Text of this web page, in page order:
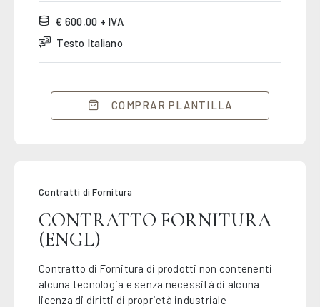
€ 600,00 + IVA
Testo Italiano
COMPRAR PLANTILLA
Contratti di Fornitura
CONTRATTO FORNITURA
(ENGL)
Contratto di Fornitura di prodotti non contenenti
alcuna tecnologia e senza necessità di alcuna
licenza di diritti di proprietà industriale